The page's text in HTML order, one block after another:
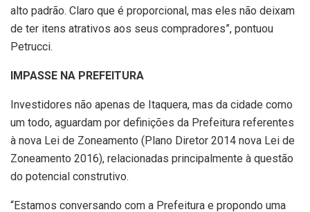
alto padrão. Claro que é proporcional, mas eles não deixam
de ter itens atrativos aos seus compradores”, pontuou
Petrucci.
IMPASSE NA PREFEITURA
Investidores não apenas de Itaquera, mas da cidade como
um todo, aguardam por definições da Prefeitura referentes
à nova Lei de Zoneamento (Plano Diretor 2014 nova Lei de
Zoneamento 2016), relacionadas principalmente à questão
do potencial construtivo.
“Estamos conversando com a Prefeitura e propondo uma